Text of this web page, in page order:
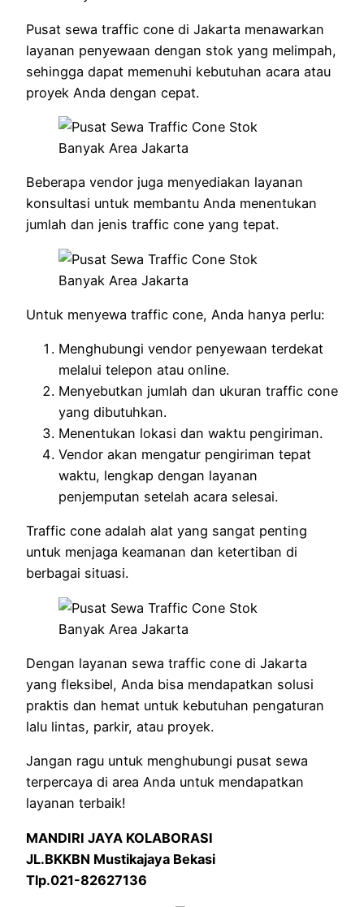
Pusat sewa traffic cone di Jakarta menawarkan
layanan penyewaan dengan stok yang melimpah,
sehingga dapat memenuhi kebutuhan acara atau
proyek Anda dengan cepat.
Beberapa vendor juga menyediakan layanan
konsultasi untuk membantu Anda menentukan
jumlah dan jenis traffic cone yang tepat.
Untuk menyewa traffic cone, Anda hanya perlu:
Menghubungi vendor penyewaan terdekat
melalui telepon atau online.
Menyebutkan jumlah dan ukuran traffic cone
yang dibutuhkan.
Menentukan lokasi dan waktu pengiriman.
Vendor akan mengatur pengiriman tepat
waktu, lengkap dengan layanan
penjemputan setelah acara selesai.
Traffic cone adalah alat yang sangat penting
untuk menjaga keamanan dan ketertiban di
berbagai situasi.
Dengan layanan sewa traffic cone di Jakarta
yang fleksibel, Anda bisa mendapatkan solusi
praktis dan hemat untuk kebutuhan pengaturan
lalu lintas, parkir, atau proyek.
Jangan ragu untuk menghubungi pusat sewa
terpercaya di area Anda untuk mendapatkan
layanan terbaik!
MANDIRI JAYA KOLABORASI
JL.BKKBN Mustikajaya Bekasi
Tlp.021-82627136